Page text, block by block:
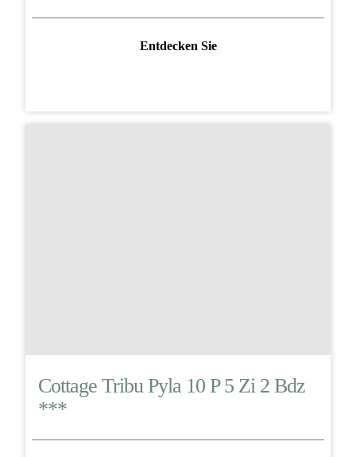
Entdecken Sie
Cottage Tribu Pyla 10 P 5 Zi 2 Bdz
***